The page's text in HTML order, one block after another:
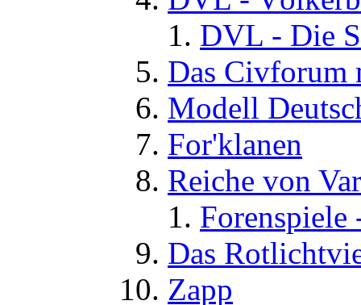
DVL - Die
Das Civforum
Modell
For'klanen
Reiche von
Das
Zapp